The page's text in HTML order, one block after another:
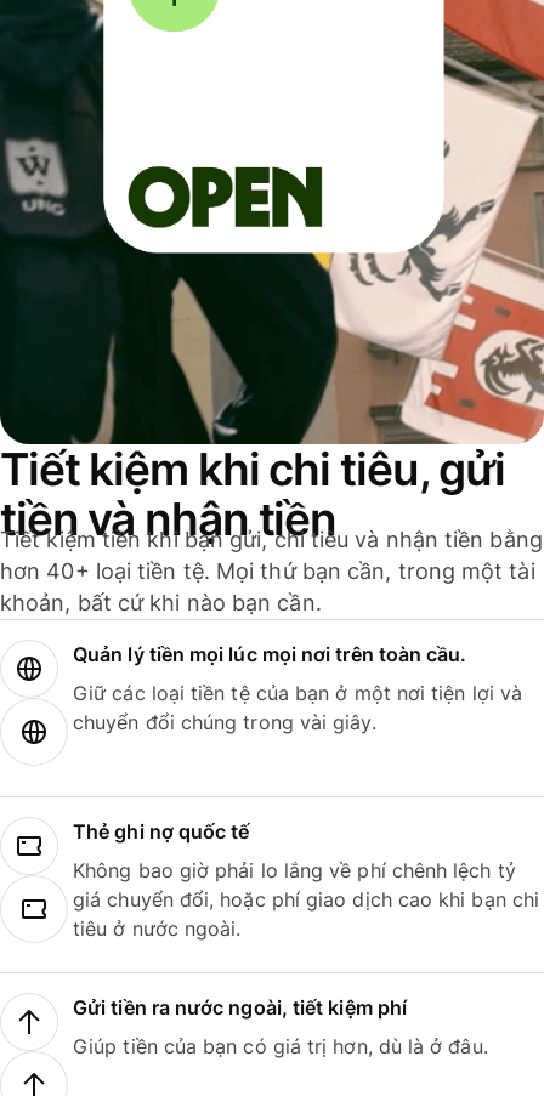
Tiết kiệm khi chi tiêu, gửi
tiền và nhận tiền
Tiết kiệm tiền khi bạn gửi, chi tiêu và nhận tiền bằng
hơn 40+ loại tiền tệ. Mọi thứ bạn cần, trong một tài
khoản, bất cứ khi nào bạn cần.
Quản lý tiền mọi lúc mọi nơi trên toàn cầu.
Giữ các loại tiền tệ của bạn ở một nơi tiện lợi và
chuyển đổi chúng trong vài giây.
Thẻ ghi nợ quốc tế
Không bao giờ phải lo lắng về phí chênh lệch tỷ
giá chuyển đổi, hoặc phí giao dịch cao khi bạn chi
tiêu ở nước ngoài.
Gửi tiền ra nước ngoài, tiết kiệm phí
Giúp tiền của bạn có giá trị hơn, dù là ở đâu.